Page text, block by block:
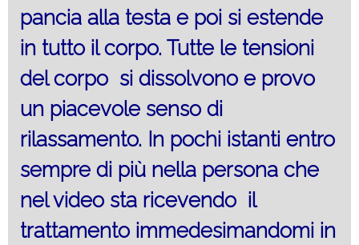
pancia alla testa e poi si estende
in tutto il corpo. Tutte le tensioni
del corpo si dissolvono e provo
un piacevole senso di
rilassamento. In pochi istanti entro
sempre di più nella persona che
nel video sta ricevendo il
trattamento immedesimandomi in